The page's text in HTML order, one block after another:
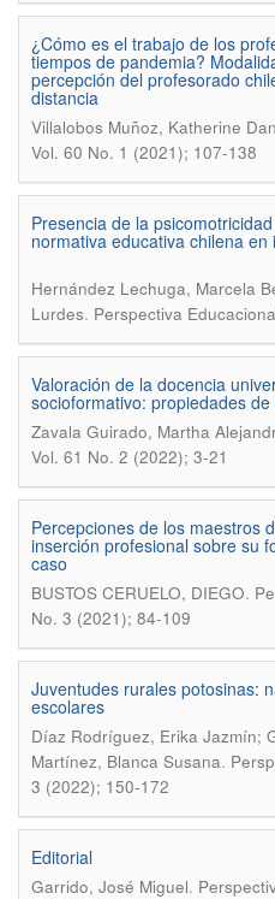
¿Cómo es el trabajo de los
tiempos de pandemia?
percepción del profesorado
distancia
Villalobos Muñoz, Katherine
Vol. 60 No. 1 (2021); 107-138
Presencia de la
normativa educativa chilena
Hernández Lechuga, Marcela
Lurdes. Perspectiva
Valoración de la docencia
socioformativo: propiedades
Zavala Guirado, Martha
Vol. 61 No. 2 (2022); 3-21
Percepciones de los maestros
inserción profesional sobre su
caso
BUSTOS CERUELO, DIEGO.
No. 3 (2021); 84-109
Juventudes rurales potosinas:
escolares
Díaz Rodríguez, Erika Jazmín;
Martínez, Blanca Susana.
3 (2022); 150-172
Editorial
Garrido, José Miguel.